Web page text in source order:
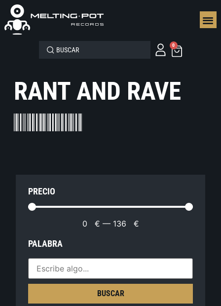
0
RANT AND RAVE
PRECIO
0 € — 136 €
PALABRA
BUSCAR